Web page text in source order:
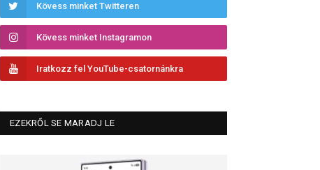
Kövess minket Twitteren
Kövess minket Instagramon
Iratkozz fel YouTube-csatornánkra
EZEKRŐL SE MARADJ LE